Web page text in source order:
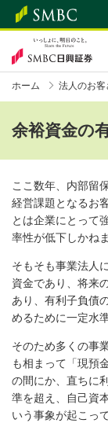
ホーム 法人のお客
余裕資金の
ここ数年、内部留
経営課題となるお
とは企業にとって
率性が低下しかね
そもそも事業法人
資金であり、将来
あり、有利子負債
めるために一定水
そのため多くの事
も相まって「現預
の間にか、直ちに
準を超え、自己資
いう事象が起こっ